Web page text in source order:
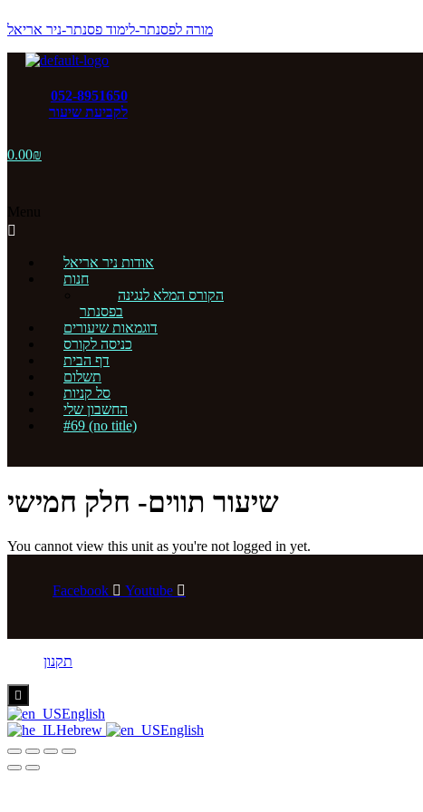
מורה לפסנתר-לימוד פסנתר-ניר אריאל
052-8951650
לקביעת שיעור
0.00₪
אודות ניר אריאל
חנות
הקורס המלא לנגינה
בפסנתר
דוגמאות שיעורים
כניסה לקורס
דף הבית
תשלום
סל קניות
החשבון שלי
#69 (no title)
שיעור תווים- חלק חמישי
You cannot view this unit as you're not logged in yet.
Facebook Youtube
תקנון
Hamburger
Toggle
Menu
English
Hebrew
English